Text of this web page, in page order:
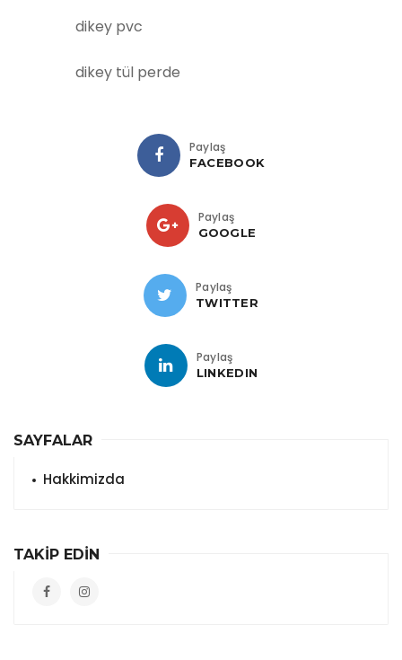
dikey pvc
dikey tül perde
Paylaş
FACEBOOK
Paylaş
GOOGLE
Paylaş
TWITTER
Paylaş
LINKEDIN
SAYFALAR
Hakkimizda
TAKİP EDİN